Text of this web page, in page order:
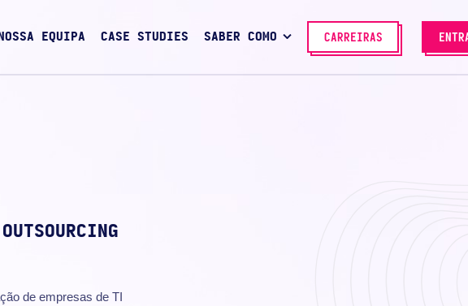
EQUIPA CASE STUDIES SABER COMO CARREIRAS
de empresas de TI